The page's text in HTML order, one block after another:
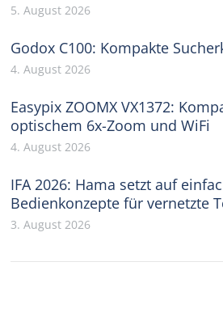
5. August 2026
Godox C100: Kompakte
4. August 2026
Easypix ZOOMX VX1372:
optischem 6x-Zoom und WiFi
4. August 2026
IFA 2026: Hama setzt auf
Bedienkonzepte für vernetzte
3. August 2026